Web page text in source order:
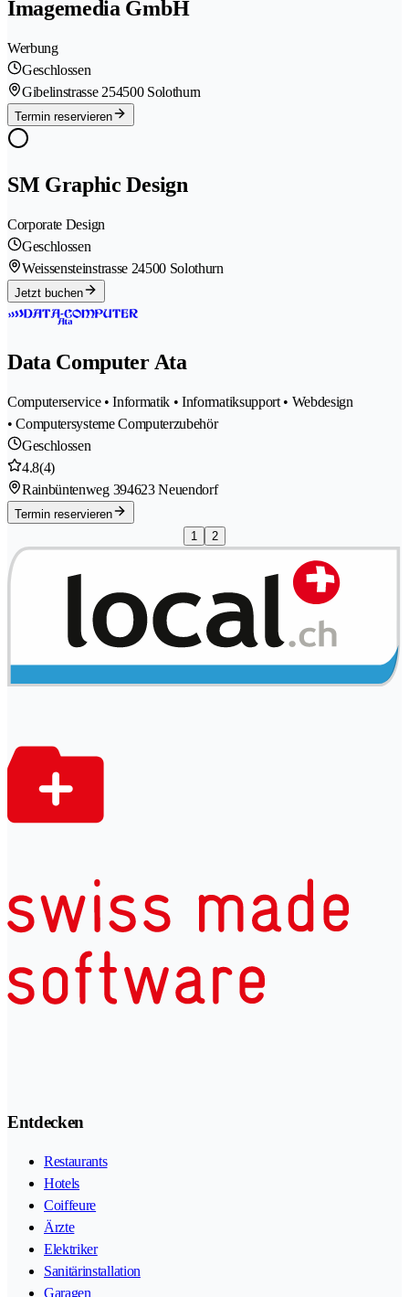
Imagemedia GmbH
Werbung
Geschlossen
Gibelinstrasse 254500 Solothurn
Termin reservieren
SM Graphic Design
Corporate Design
Geschlossen
Weissensteinstrasse 24500 Solothurn
Jetzt buchen
Data Computer Ata
Computerservice • Informatik • Informatiksupport • Webdesign
• Computersysteme Computerzubehör
Geschlossen
4.8(4)
Rainbüntenweg 394623 Neuendorf
Termin reservieren
1
2
Entdecken
Restaurants
Hotels
Coiffeure
Ärzte
Elektriker
Sanitärinstallation
Garagen